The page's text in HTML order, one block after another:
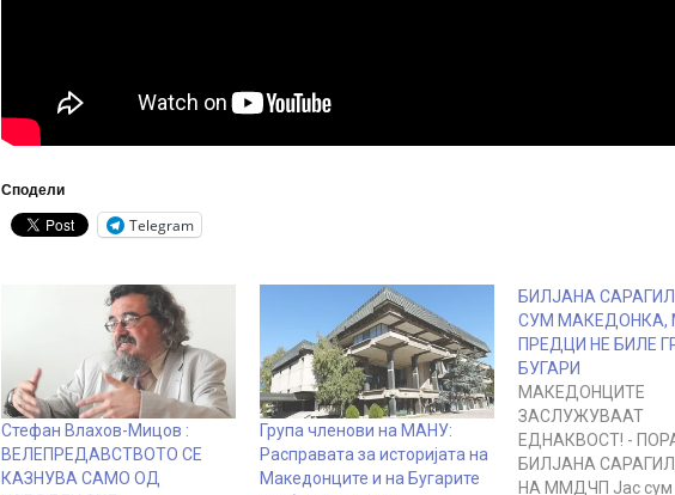
Сподели
Telegram
Стефан Влахов-Мицов :
ВЕЛЕПРЕДАВСТВОТО СЕ
КАЗНУВА САМО ОД
Група членови на МАНУ:
Расправата за историјата на
Македонците и на Бугарите
БИЛЈАНА САРАГИЛ
СУМ МАКЕДОНКА,
ПРЕДЦИ НЕ БИЛЕ
БУГАРИ
МАКЕДОНЦИТЕ
ЗАСЛУЖУВААТ
ЕДНАКВОСТ! -
БИЛЈАНА
НА ММДЧП Јас сум